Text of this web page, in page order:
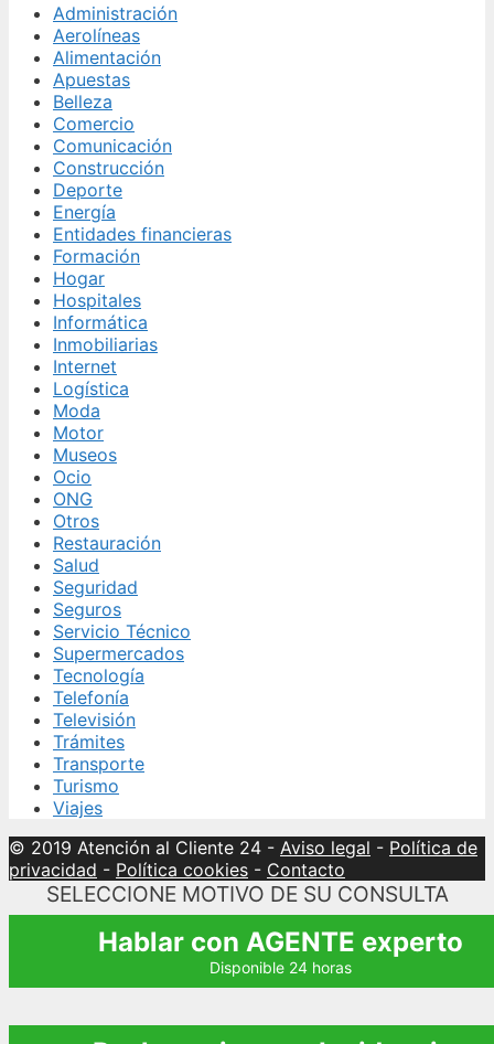
Administración
Aerolíneas
Alimentación
Apuestas
Belleza
Comercio
Comunicación
Construcción
Deporte
Energía
Entidades financieras
Formación
Hogar
Hospitales
Informática
Inmobiliarias
Internet
Logística
Moda
Motor
Museos
Ocio
ONG
Otros
Restauración
Salud
Seguridad
Seguros
Servicio Técnico
Supermercados
Tecnología
Telefonía
Televisión
Trámites
Transporte
Turismo
Viajes
© 2019 Atención al Cliente 24 - Aviso legal - Política de
privacidad - Política cookies - Contacto
SELECCIONE MOTIVO DE SU CONSULTA
Hablar con AGENTE experto
Disponible 24 horas